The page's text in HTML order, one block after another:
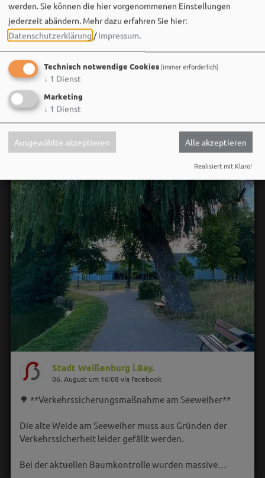
Stadt Weißenburg i.Bay.
06. August um 16:08 via Facebook
🌳 **Verkehrssicherungsmaßnahme am Seeweiher**
Die alte Weide am Seeweiher muss aus Gründen der
Verkehrssicherheit leider gefällt werden.
Bei der aktuellen Baumkontrolle wurden massive…
werden. Sie können die hier vorgenommenen Einstellungen
jederzeit abändern. Mehr dazu erfahren Sie hier:
Datenschutzerklärung /Impressum.
Technisch notwendige Cookies(immer erforderlich)
↓ 1 Dienst
Marketing
↓ 1 Dienst
Ausgewählte akzeptieren Alle akzeptieren
Realisiert mit Klaro!